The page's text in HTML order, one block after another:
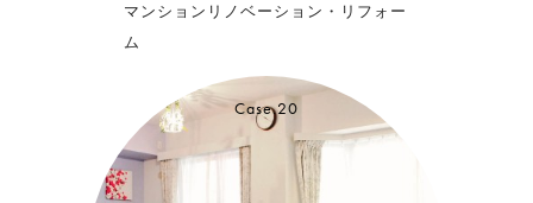
マンションリノベーション・リフォー
ム
Case.20